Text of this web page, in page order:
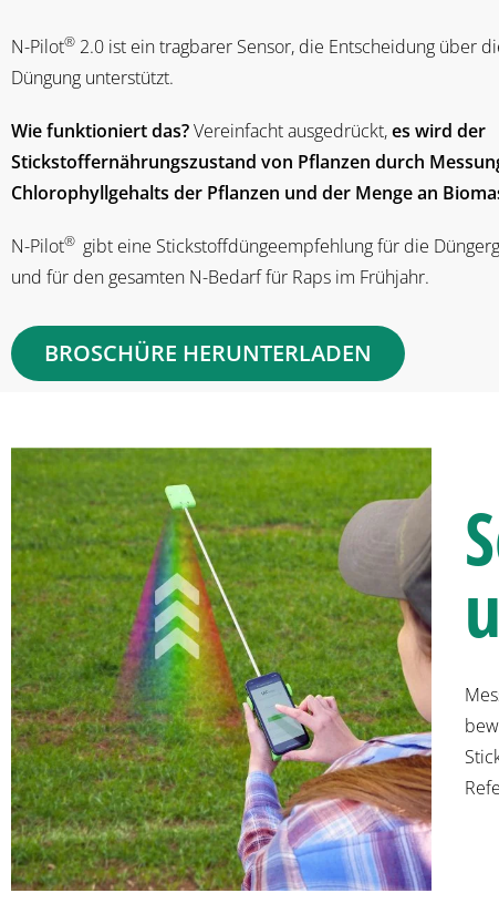
N-Pilot® 2.0 ist ein tragbarer Sensor, die Entscheidung über
Düngung unterstützt.
Wie funktioniert das?Vereinfacht ausgedrückt,es wird der
Stickstoffernährungszustand von Pflanzen durch
Chlorophyllgehalts der Pflanzen und der Menge an
N-Pilot® gibt eine Stickstoffdüngeempfehlung für die
und für den gesamten N-Bedarf für Raps im Frühjahr.
BROSCHÜRE HERUNTERLADEN